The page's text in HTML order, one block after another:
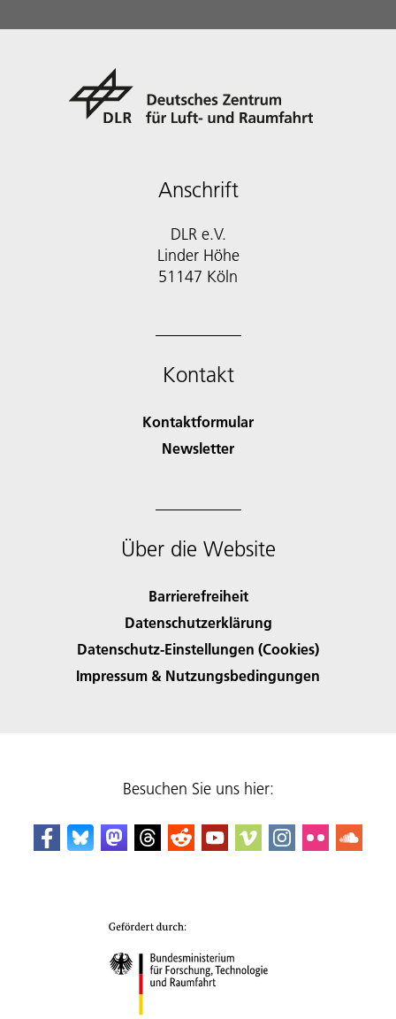
Anschrift
DLR e.V.
Linder Höhe
51147 Köln
Kontakt
Kontaktformular
Newsletter
Über die Website
Barrierefreiheit
Datenschutzerklärung
Datenschutz-Einstellungen (Cookies)
Impressum & Nutzungsbedingungen
Besuchen Sie uns hier: